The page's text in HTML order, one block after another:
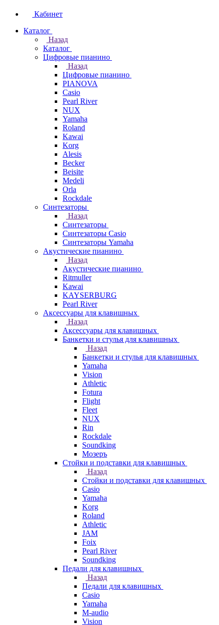
Кабинет
Каталог
Назад
Каталог
Цифровые пианино
Назад
Цифровые пианино
PIANOVA
Casio
Pearl River
NUX
Yamaha
Roland
Kawai
Korg
Alesis
Becker
Beisite
Medeli
Orla
Rockdale
Синтезаторы
Назад
Синтезаторы
Синтезаторы Casio
Синтезаторы Yamaha
Акустические пианино
Назад
Акустические пианино
Ritmuller
Kawai
KAYSERBURG
Pearl River
Аксессуары для клавишных
Назад
Аксессуары для клавишных
Банкетки и стулья для клавишных
Назад
Банкетки и стулья для клавишных
Yamaha
Vision
Athletic
Fotura
Flight
Fleet
NUX
Rin
Rockdale
Soundking
Мозеръ
Стойки и подставки для клавишных
Назад
Стойки и подставки для клавишных
Casio
Yamaha
Korg
Roland
Athletic
JAM
Foix
Pearl River
Soundking
Педали для клавишных
Назад
Педали для клавишных
Casio
Yamaha
M-audio
Vision